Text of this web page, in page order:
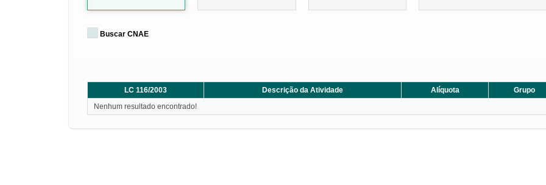
Buscar CNAE
LC 116/2003 Descrição da Atividade Alíquota Grupo
Nenhum resultado encontrado!